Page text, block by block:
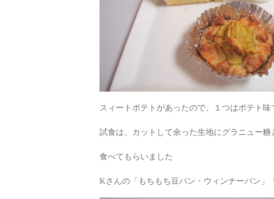
スィートポテトがあったので、１つはポテト味
試食は、カットして余った生地にグラニュー
食べてもらいました
Kさんの「もちもち豆パン・ウィンナーパン」